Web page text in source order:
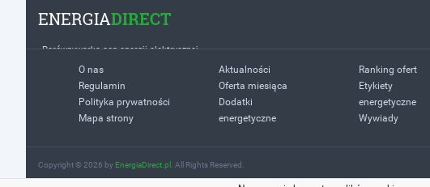
ENERGIADIRECT
Porównywarka cen energii elektrycznej
O nas
Regulamin
Polityka prywatności
Mapa strony
Aktualności
Oferta miesiąca
Dodatki
energetyczne
Ranking ofert
Etykiety
energetyczne
Wywiady
Copyright © 2026 by EnergiaDirect.pl . All Rights Reserved.